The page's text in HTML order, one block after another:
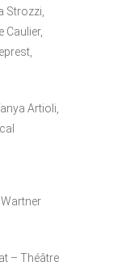
Strozzi,
Caulier,
Artioli,
– Théâtre